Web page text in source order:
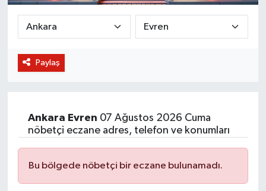
Paylaş
Ankara Evren 07 Ağustos 2026 Cuma
nöbetçi eczane adres, telefon ve konumları
Bu bölgede nöbetçi bir eczane bulunamadı.
BİLİM VE TEKNOLOJİ